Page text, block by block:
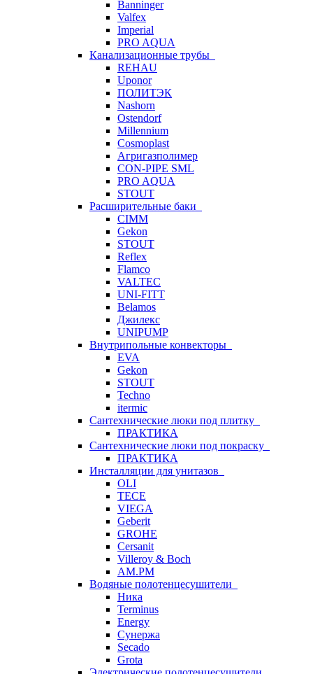
Banninger
Valfex
Imperial
PRO AQUA
Канализационные трубы
REHAU
Uponor
ПОЛИТЭК
Nashorn
Ostendorf
Millennium
Cosmoplast
Агригазполимер
CON-PIPE SML
PRO AQUA
STOUT
Расширительные баки
CIMM
Gekon
STOUT
Reflex
Flamco
VALTEC
UNI-FITT
Belamos
Джилекс
UNIPUMP
Внутрипольные конвекторы
EVA
Gekon
STOUT
Techno
itermic
Сантехнические люки под плитку
ПРАКТИКА
Сантехнические люки под покраску
ПРАКТИКА
Инсталляции для унитазов
OLI
TECE
VIEGA
Geberit
GROHE
Cersanit
Villeroy & Boch
AM.PM
Водяные полотенцесушители
Ника
Terminus
Energy
Сунержа
Secado
Grota